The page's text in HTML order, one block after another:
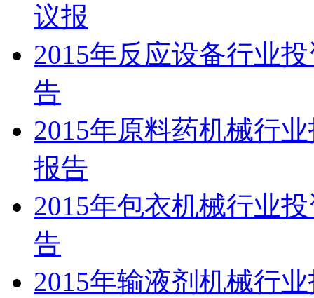
议报
2015年反应设备行业
告
2015年原料药机械行
报告
2015年包衣机械行业
告
2015年输液剂机械行